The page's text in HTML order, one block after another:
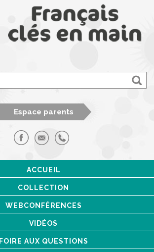
Espace parents
ACCUEIL
COLLECTION
WEBCONFÉRENCES
VIDÉOS
FOIRE AUX QUESTIONS